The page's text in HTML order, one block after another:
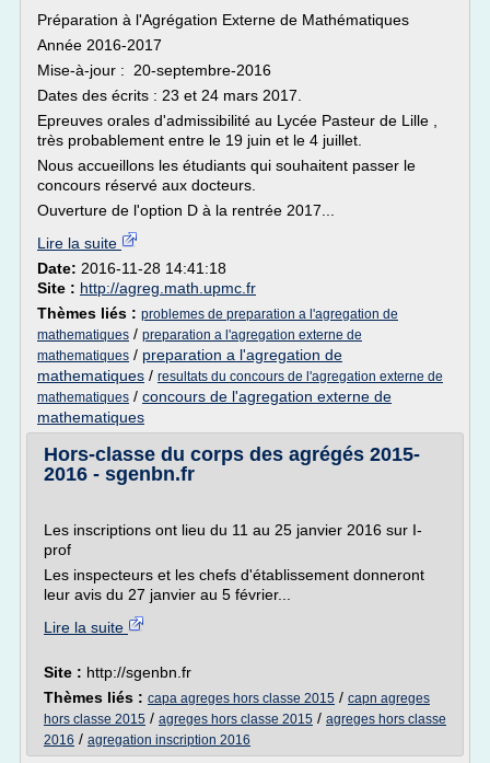
Préparation à l'Agrégation Externe de Mathématiques
Année 2016-2017
Mise-à-jour : 20-septembre-2016
Dates des écrits : 23 et 24 mars 2017.
Epreuves orales d'admissibilité au Lycée Pasteur de Lille ,
très probablement entre le 19 juin et le 4 juillet.
Nous accueillons les étudiants qui souhaitent passer le
concours réservé aux docteurs.
Ouverture de l'option D à la rentrée 2017...
Lire la suite
Date: 2016-11-28 14:41:18
Site : http://agreg.math.upmc.fr
Thèmes liés : problemes de preparation a l'agregation de
mathematiques / preparation a l'agregation externe de
mathematiques / preparation a l'agregation de
mathematiques / resultats du concours de l'agregation externe de
mathematiques / concours de l'agregation externe de
mathematiques
Hors-classe du corps des agrégés 2015-
2016 - sgenbn.fr
Les inscriptions ont lieu du 11 au 25 janvier 2016 sur I-
prof
Les inspecteurs et les chefs d'établissement donneront
leur avis du 27 janvier au 5 février...
Lire la suite
Site : http://sgenbn.fr
Thèmes liés : capa agreges hors classe 2015 / capn agreges
hors classe 2015 / agreges hors classe 2015 / agreges hors classe
2016 / agregation inscription 2016